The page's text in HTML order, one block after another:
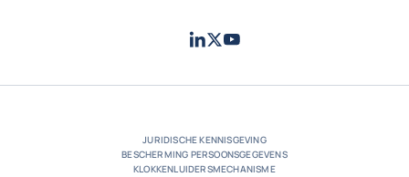
LinkedIn
TwitterYoutube
JURIDISCHE KENNISGEVING
BESCHERMING PERSOONSGEGEVENS
KLOKKENLUIDERSMECHANISME